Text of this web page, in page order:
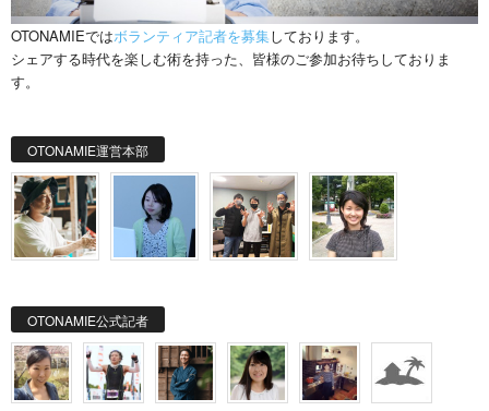
OTONAMIEではボランティア記者を募集しております。
シェアする時代を楽しむ術を持った、皆様のご参加お待ちしておりま
す。
OTONAMIE運営本部
OTONAMIE公式記者